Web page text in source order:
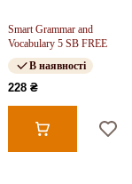
Smart Grammar and
Vocabulary 5 SB FREE
В наявності
228 ₴